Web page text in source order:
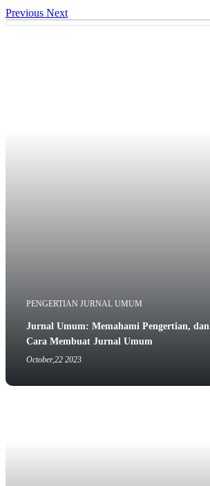
Previous Next
PENGERTIAN JURNAL UMUM
Jurnal Umum: Memahami Pengertian, dan
Cara Membuat Jurnal Umum
October,22 2023